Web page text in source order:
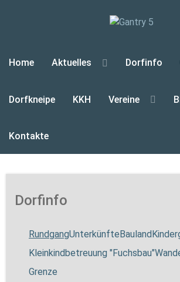
Home Aktuelles Dorfinfo
Dorfkneipe KKH Vereine
Kontakte
Dorfinfo
RundgangUnterkünfteBauland
Kleinkindbetreuung "Fuchsbau"
Grenze